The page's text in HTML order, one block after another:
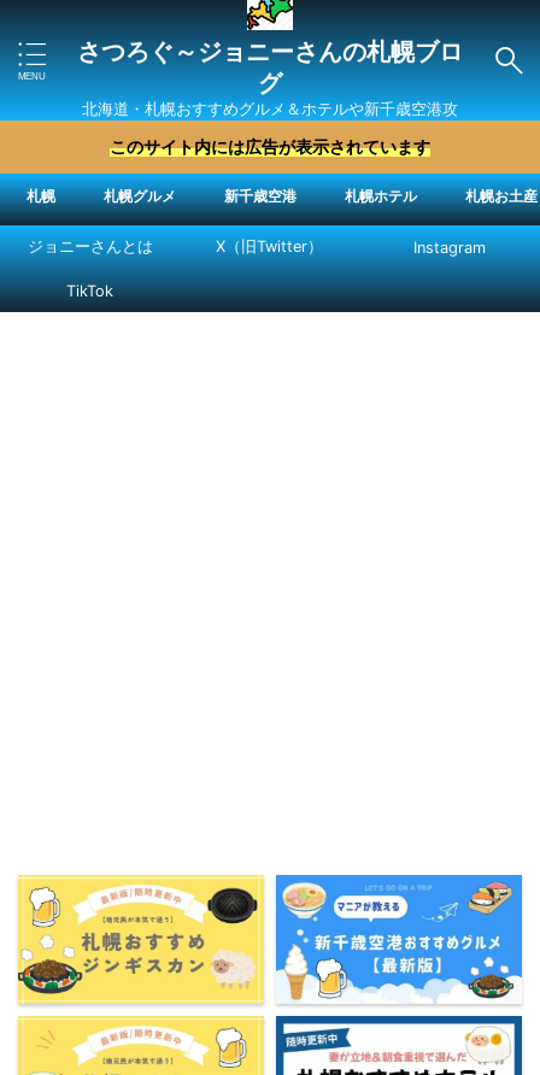
さつろぐ～ジョニーさんの札幌ブロ
グ
北海道・札幌おすすめグルメ＆ホテルや新千歳空港攻
略法を紹介 ″ジョニーさん“で検索
このサイト内には広告が表示されています
札幌 札幌グルメ 新千歳空港 札幌ホテル 札幌お土産
ジョニーさんとは X（旧Twitter） Instagram
TikTok